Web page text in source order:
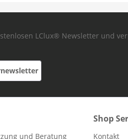
LClux® Newsletter und
und Beratung
Shop
Kontakt